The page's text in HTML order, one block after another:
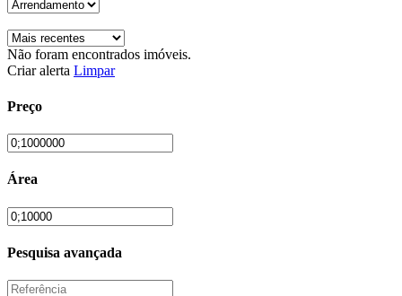
Não foram encontrados imóveis.
Criar alerta Limpar
Preço
Área
Pesquisa avançada